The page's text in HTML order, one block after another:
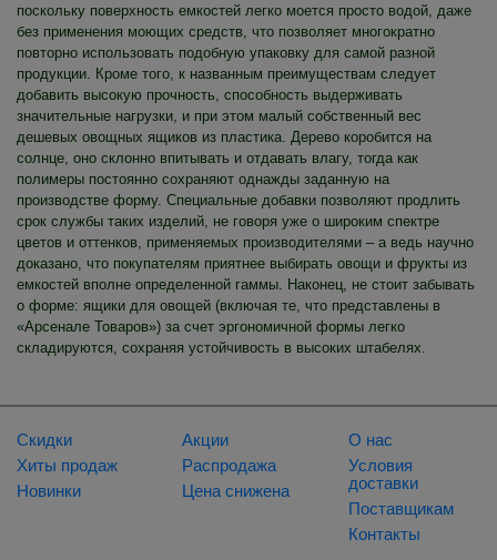
поскольку поверхность емкостей легко моется просто водой, даже
без применения моющих средств, что позволяет многократно
повторно использовать подобную упаковку для самой разной
продукции. Кроме того, к названным преимуществам следует
добавить высокую прочность, способность выдерживать
значительные нагрузки, и при этом малый собственный вес
дешевых овощных ящиков из пластика. Дерево коробится на
солнце, оно склонно впитывать и отдавать влагу, тогда как
полимеры постоянно сохраняют однажды заданную на
производстве форму. Специальные добавки позволяют продлить
срок службы таких изделий, не говоря уже о широким спектре
цветов и оттенков, применяемых производителями – а ведь научно
доказано, что покупателям приятнее выбирать овощи и фрукты из
емкостей вполне определенной гаммы. Наконец, не стоит забывать
о форме: ящики для овощей (включая те, что представлены в
«Арсенале Товаров») за счет эргономичной формы легко
складируются, сохраняя устойчивость в высоких штабелях.
Скидки
Хиты продаж
Новинки
Акции
Распродажа
Цена снижена
О нас
Условия
доставки
Поставщикам
Контакты